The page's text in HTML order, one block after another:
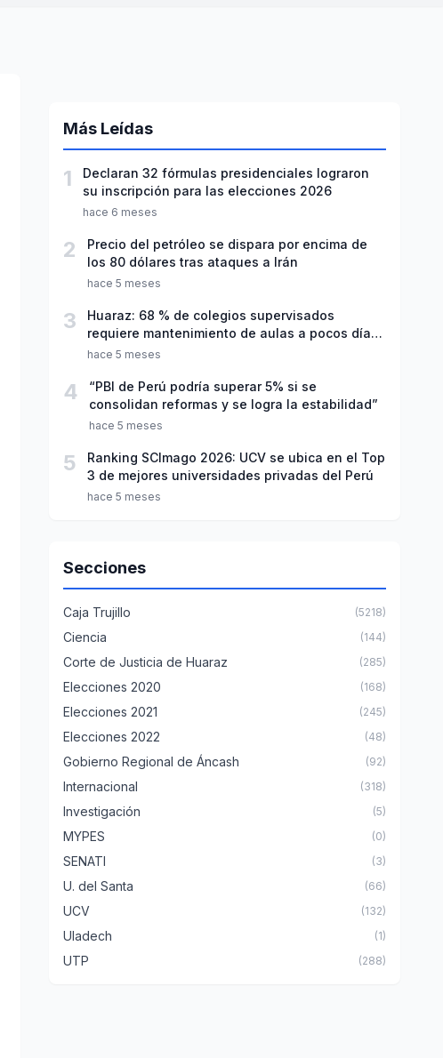
Más Leídas
1
Declaran 32 fórmulas presidenciales lograron
su inscripción para las elecciones 2026
hace 6 meses
2
Precio del petróleo se dispara por encima de
los 80 dólares tras ataques a Irán
hace 5 meses
3
Huaraz: 68 % de colegios supervisados
requiere mantenimiento de aulas a pocos días
de inicio del año escolar 2026
hace 5 meses
4
“PBI de Perú podría superar 5% si se
consolidan reformas y se logra la estabilidad”
hace 5 meses
5
Ranking SCImago 2026: UCV se ubica en el Top
3 de mejores universidades privadas del Perú
hace 5 meses
Secciones
Caja Trujillo (5218)
Ciencia (144)
Corte de Justicia de Huaraz (285)
Elecciones 2020 (168)
Elecciones 2021 (245)
Elecciones 2022 (48)
Gobierno Regional de Áncash (92)
Internacional (318)
Investigación (5)
MYPES (0)
SENATI (3)
U. del Santa (66)
UCV (132)
Uladech (1)
UTP (288)